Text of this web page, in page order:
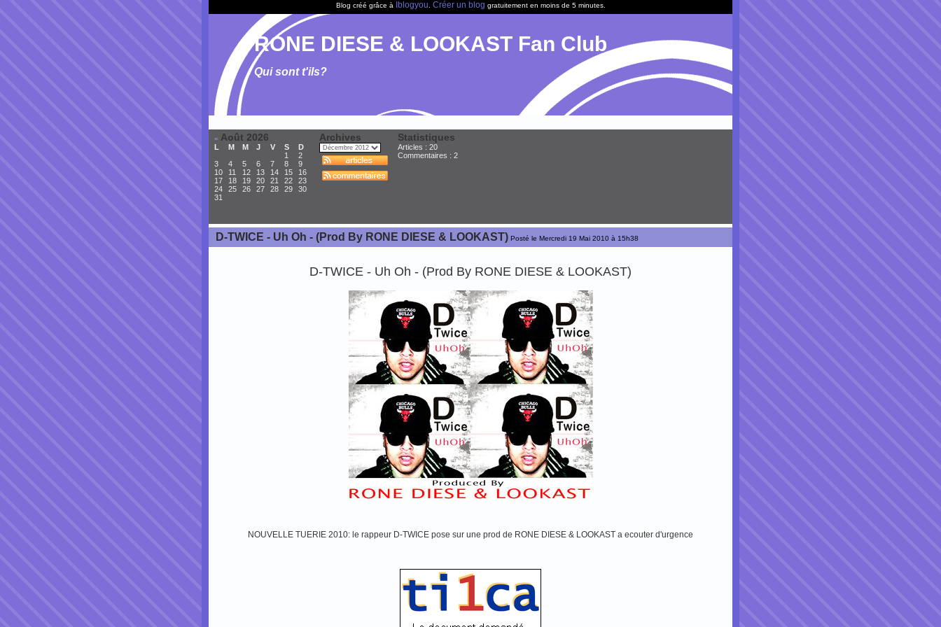
Blog créé grâce à Iblogyou Créer un blog gratuitement en moins de 5 minutes.
RONE DIESE & LOOKAST Fan Club
Qui sont t'ils?
« Août 2026
L M M J V S
D
1
2
3
4 5 6 7 8
9
10
11 12 13 14 15
16
17
18 19 20 21 22
23
24
25 26 27 28 29
30
31
Archives Statistiques
Articles : 20
Commentaires : 2
D-TWICE - Uh Oh - (Prod By RONE DIESE & LOOKAST) Posté le Mercredi 19 Mai 2010 à 15h38
D-TWICE - Uh Oh - (Prod By RONE DIESE & LOOKAST)
NOUVELLE TUERIE 2010: le rappeur D-TWICE pose sur une prod de RONE DIESE & LOOKAST a ecouter d'urgence